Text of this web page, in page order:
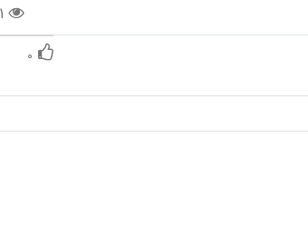
۵۲۱
۰